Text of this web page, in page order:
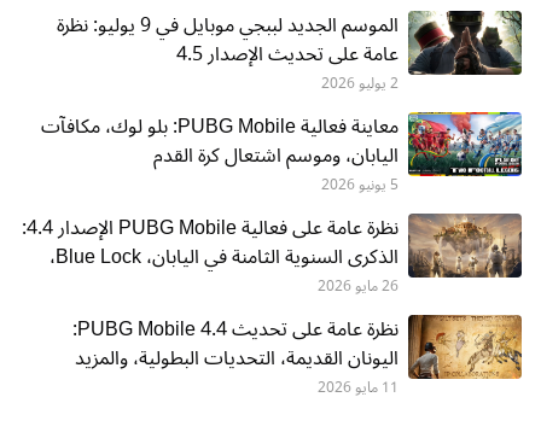
الموسم الجديد لببجي موبايل في 9 يوليو: نظرة
عامة على تحديث الإصدار 4.5
2 يوليو 2026
معاينة فعالية PUBG Mobile: بلو لوك، مكافآت
اليابان، وموسم اشتعال كرة القدم
5 يونيو 2026
نظرة عامة على فعالية PUBG Mobile الإصدار 4.4:
الذكرى السنوية الثامنة في اليابان، Blue Lock،
وPekora
26 مايو 2026
نظرة عامة على تحديث PUBG Mobile 4.4:
اليونان القديمة، التحديات البطولية، والمزيد
11 مايو 2026